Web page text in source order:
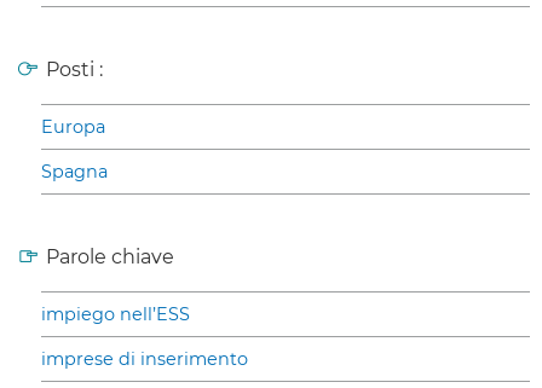
Posti :
Europa
Spagna
Parole chiave
impiego nell’ESS
imprese di inserimento